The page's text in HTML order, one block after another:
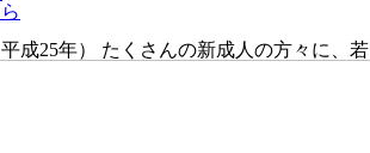
成25年） たくさんの新成人の方々に、